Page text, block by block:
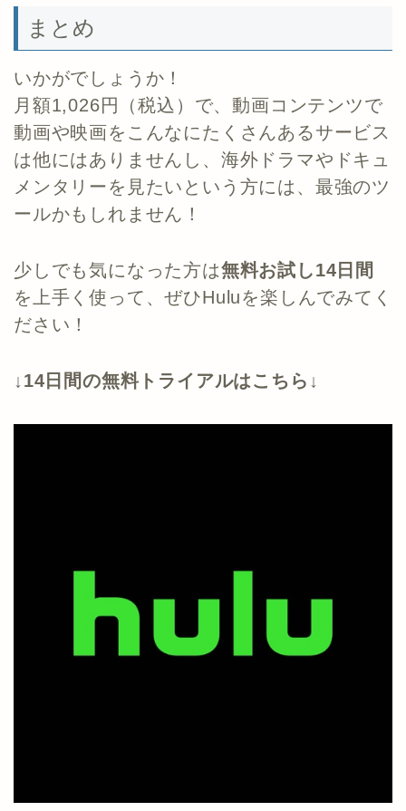
まとめ
いかがでしょうか！
月額1,026円（税込）で、動画コンテンツで
動画や映画をこんなにたくさんあるサービス
は他にはありませんし、海外ドラマやドキュ
メンタリーを見たいという方には、最強のツ
ールかもしれません！
少しでも気になった方は無料お試し14日間
を上手く使って、ぜひHuluを楽しんでみてく
ださい！
↓14日間の無料トライアルはこちら↓